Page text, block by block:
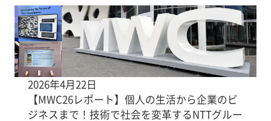
2026年4月22日
【MWC26レポート】個人の生活から企業のビ
ジネスまで！技術で社会を変革するNTTグルー